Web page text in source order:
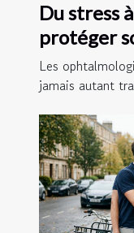
Du stress
protéger
au
Les
jamais autant